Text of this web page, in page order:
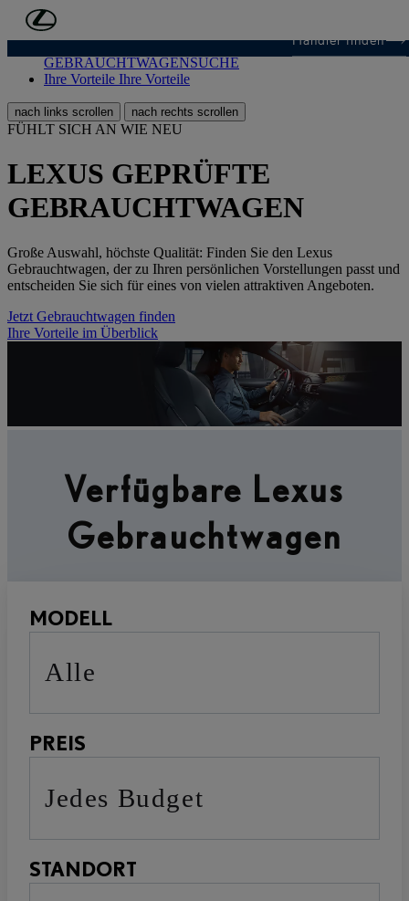
Zum Hauptinhalt springen
Händler finden
GEBRAUCHTWAGENSUCHE
Ihre Vorteile Ihre Vorteile
nach links scrollen nach rechts scrollen
FÜHLT SICH AN WIE NEU
LEXUS GEPRÜFTE
GEBRAUCHTWAGEN
Große Auswahl, höchste Qualität: Finden Sie den Lexus
Gebrauchtwagen, der zu Ihren persönlichen Vorstellungen passt und
entscheiden Sie sich für eines von vielen attraktiven Angeboten.
Jetzt Gebrauchtwagen finden
Ihre Vorteile im Überblick
Verfügbare Lexus
Gebrauchtwagen
MODELL
Alle
PREIS
Jedes Budget
STANDORT